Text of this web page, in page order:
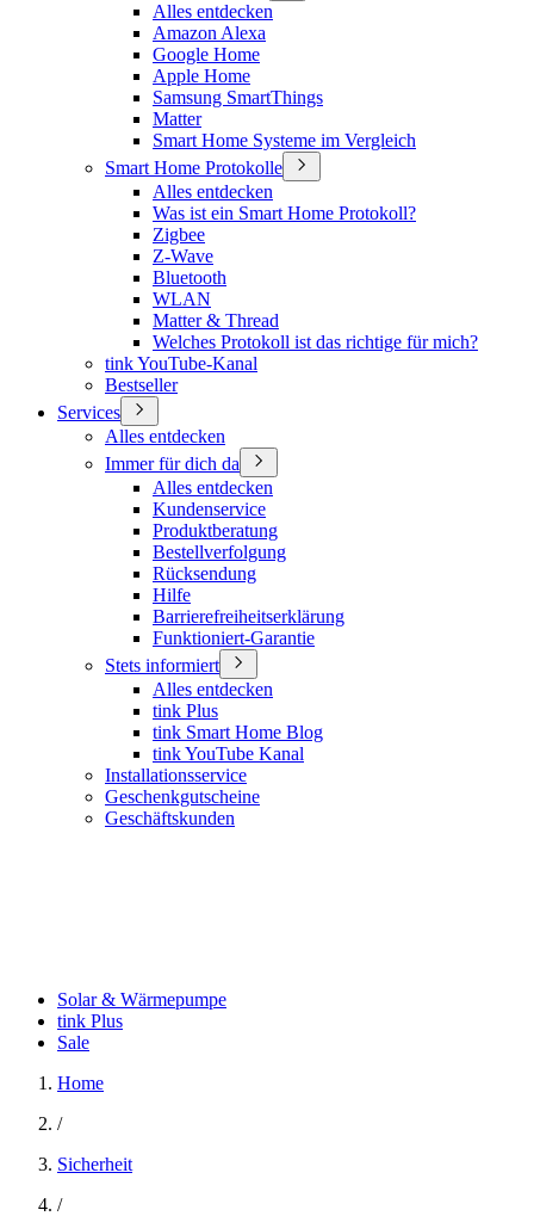
Alles entdecken
Amazon Alexa
Google Home
Apple Home
Samsung SmartThings
Matter
Smart Home Systeme im Vergleich
Smart Home Protokolle
Alles entdecken
Was ist ein Smart Home Protokoll?
Zigbee
Z-Wave
Bluetooth
WLAN
Matter & Thread
Welches Protokoll ist das richtige für mich?
tink YouTube-Kanal
Bestseller
Services
Alles entdecken
Immer für dich da
Alles entdecken
Kundenservice
Produktberatung
Bestellverfolgung
Rücksendung
Hilfe
Barrierefreiheitserklärung
Funktioniert-Garantie
Stets informiert
Alles entdecken
tink Plus
tink Smart Home Blog
tink YouTube Kanal
Installationsservice
Geschenkgutscheine
Geschäftskunden
Solar & Wärmepumpe
tink Plus
Sale
Home
/
Sicherheit
/